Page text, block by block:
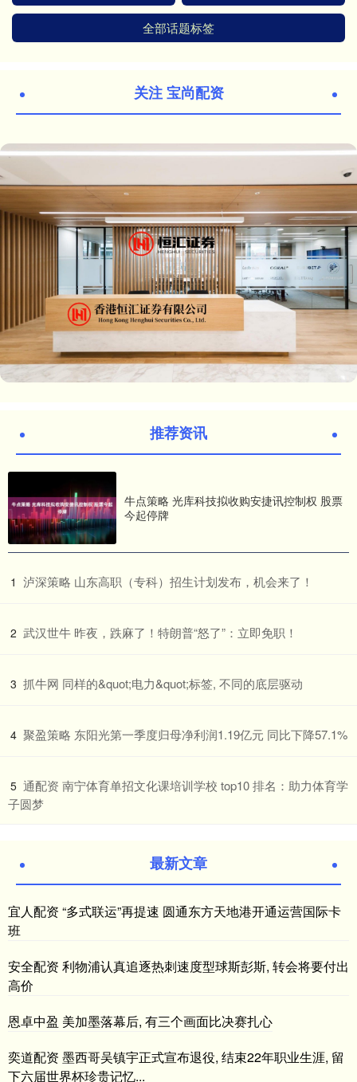
全部话题标签
关注 宝尚配资
推荐资讯
牛点策略 光库科技拟收购安捷讯控制权 股票
今起停牌
1 ​泸深策略 山东高职（专科）招生计划发布，机会来了！
2 ​武汉世牛 昨夜，跌麻了！特朗普“怒了”：立即免职！
3 ​抓牛网 同样的&quot;电力&quot;标签, 不同的底层驱动
4 ​聚盈策略 东阳光第一季度归母净利润1.19亿元 同比下降57.1%
5 ​通配资 南宁体育单招文化课培训学校 top10 排名：助力体育学
子圆梦
最新文章
宜人配资 “多式联运”再提速 圆通东方天地港开通运营国际卡
班
安全配资 利物浦认真追逐热刺速度型球斯彭斯, 转会将要付出
高价
恩卓中盈 美加墨落幕后, 有三个画面比决赛扎心
奕道配资 墨西哥吴镇宇正式宣布退役, 结束22年职业生涯, 留
下六届世界杯珍贵记忆...